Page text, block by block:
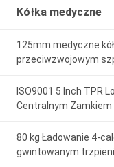
Kółka medyczne
125mm medyczne
przeciwzwojowym
ISO9001 5 Inch TPR
Centralnym Zamkiem
80 kg Ładowanie 4-
gwintowanym